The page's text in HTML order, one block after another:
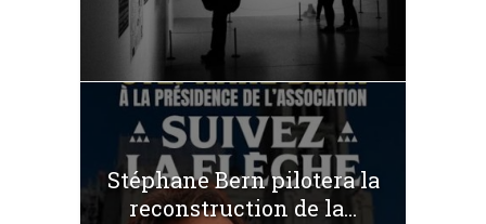
Stéphane Bern pilotera la
reconstruction de la...